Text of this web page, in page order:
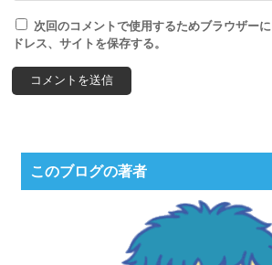
次回のコメントで使用するためブラウザー
ドレス、サイトを保存する。
このブログの著者